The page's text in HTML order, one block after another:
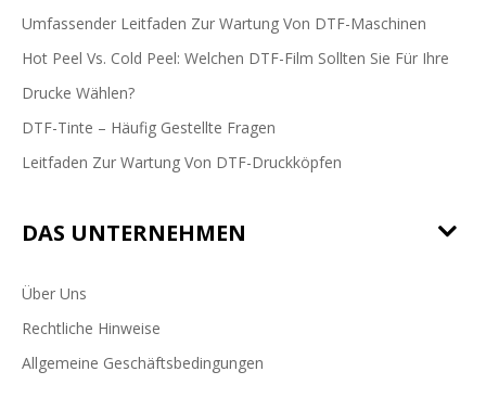
Umfassender Leitfaden Zur Wartung Von DTF-Maschinen
Hot Peel Vs. Cold Peel: Welchen DTF-Film Sollten Sie Für Ihre
Drucke Wählen?
DTF-Tinte – Häufig Gestellte Fragen
Leitfaden Zur Wartung Von DTF-Druckköpfen
DAS UNTERNEHMEN
Über Uns
Rechtliche Hinweise
Allgemeine Geschäftsbedingungen